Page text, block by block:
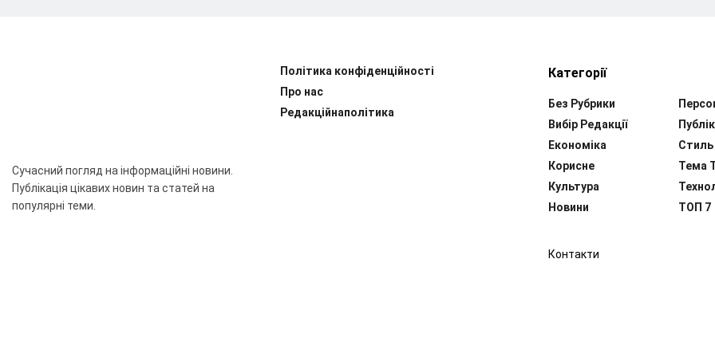
Сучасний погляд на інформаційні новини.
Публікація цікавих новин та статей на
популярні теми.
Політика конфіденційності
Про нас
Редакційнаполітика
Категорії
Без Рубрики
Вибір Редакції
Економіка
Корисне
Культура
Новини
Тема
ТОП 7
Контакти